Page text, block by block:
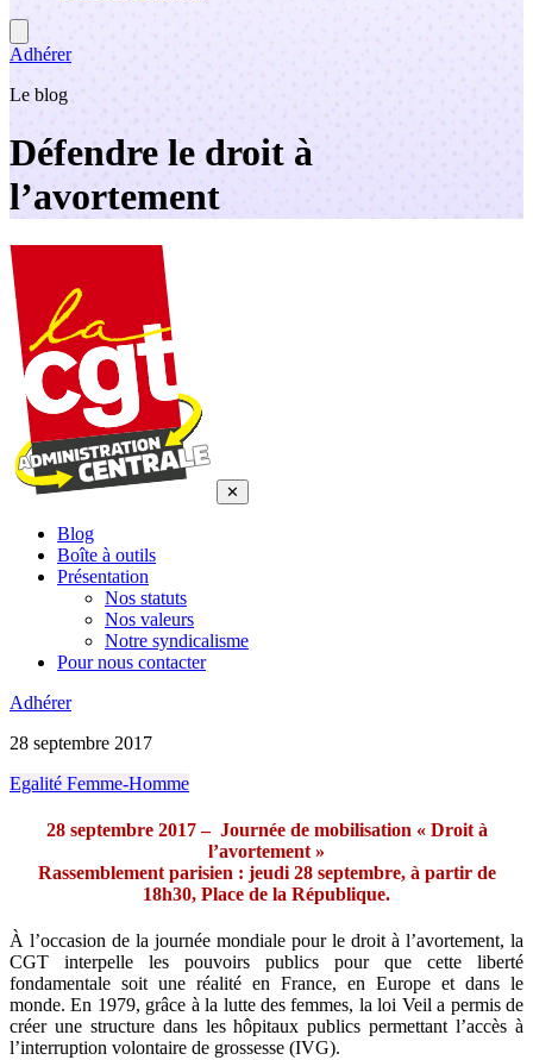
Adhérer
Le blog
Défendre le droit à
l’avortement
✕
Blog
Boîte à outils
Présentation
Nos statuts
Nos valeurs
Notre syndicalisme
Pour nous contacter
Adhérer
28 septembre 2017
Egalité Femme-Homme
28 septembre 2017 – Journée de mobilisation « Droit à
l’avortement »
Rassemblement parisien : jeudi 28 septembre, à partir de
18h30, Place de la République.
À l’occasion de la journée mondiale pour le droit à l’avortement, la
CGT interpelle les pouvoirs publics pour que cette liberté
fondamentale soit une réalité en France, en Europe et dans le
monde. En 1979, grâce à la lutte des femmes, la loi Veil a permis de
créer une structure dans les hôpitaux publics permettant l’accès à
l’interruption volontaire de grossesse (IVG).